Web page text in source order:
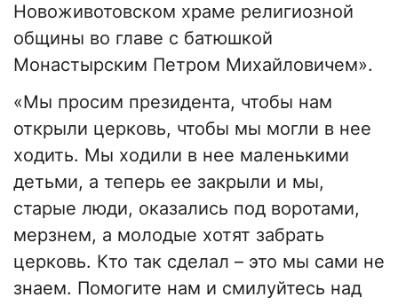
Новоживотовском храме религиозной
общины во главе с батюшкой
Монастырским Петром Михайловичем».
«Мы просим президента, чтобы нам
открыли церковь, чтобы мы могли в нее
ходить. Мы ходили в нее маленькими
детьми, а теперь ее закрыли и мы,
старые люди, оказались под воротами,
мерзнем, а молодые хотят забрать
церковь. Кто так сделал – это мы сами не
знаем. Помогите нам и смилуйтесь над